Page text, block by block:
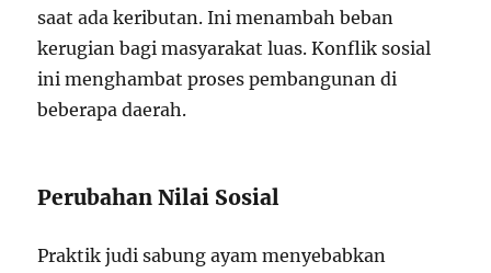
saat ada keributan. Ini menambah beban
kerugian bagi masyarakat luas. Konflik sosial
ini menghambat proses pembangunan di
beberapa daerah.
Perubahan Nilai Sosial
Praktik judi sabung ayam menyebabkan